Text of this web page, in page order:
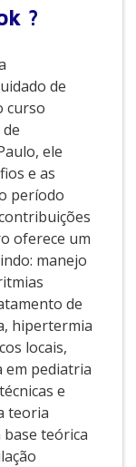
?
de
curso
ele
e as
período
oferece um
manejo
de
hipertermia
locais,
em pediatria
e
teoria
base teórica